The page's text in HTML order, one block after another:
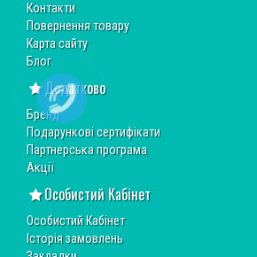
Контакти
Повернення товару
Карта сайту
Блог
Додатково
Бренд
Подарункові сертифікати
Партнерська програма
Акції
Особистий Кабінет
Особистий Кабінет
Історія замовлень